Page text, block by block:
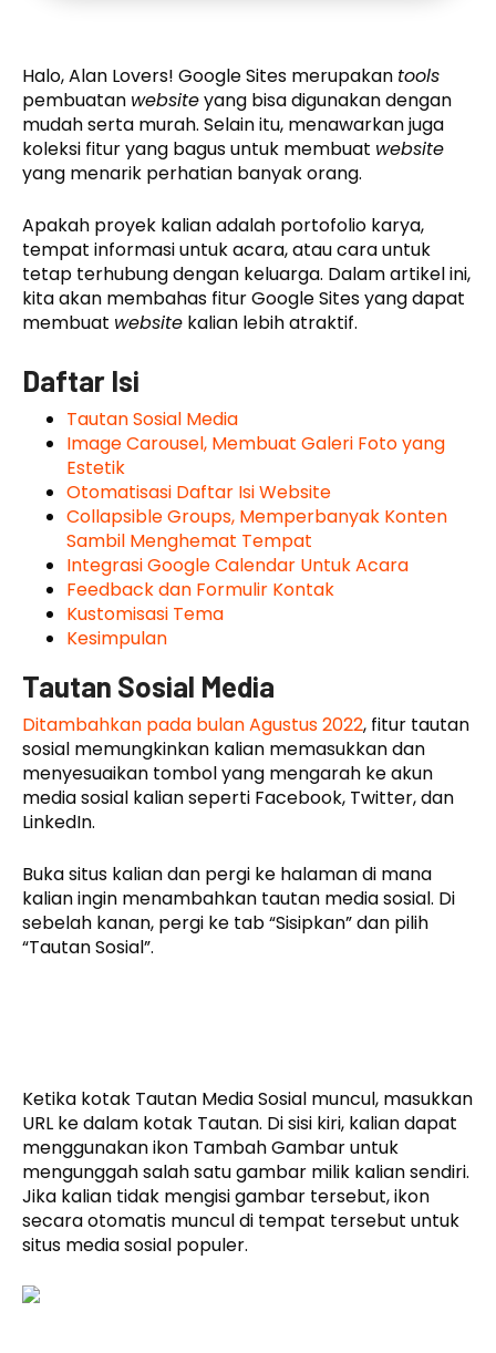
Halo, Alan Lovers! Google Sites merupakan tools
pembuatan websiteyang bisa digunakan dengan
mudah serta murah. Selain itu, menawarkan juga
koleksi fitur yang bagus untuk membuat website
yang menarik perhatian banyak orang.
Apakah proyek kalian adalah portofolio karya,
tempat informasi untuk acara, atau cara untuk
tetap terhubung dengan keluarga. Dalam artikel ini,
kita akan membahas fitur Google Sites yang dapat
membuat website kalian lebih atraktif.
Daftar Isi
Tautan Sosial Media
Image Carousel, Membuat Galeri Foto yang
Estetik
Otomatisasi Daftar Isi Website
Collapsible Groups, Memperbanyak Konten
Sambil Menghemat Tempat
Integrasi Google Calendar Untuk Acara
Feedback dan Formulir Kontak
Kustomisasi Tema
Kesimpulan
Tautan Sosial Media
Ditambahkan pada bulan Agustus 2022, fitur tautan
sosial memungkinkan kalian memasukkan dan
menyesuaikan tombol yang mengarah ke akun
media sosial kalian seperti Facebook, Twitter, dan
LinkedIn.
Buka situs kalian dan pergi ke halaman di mana
kalian ingin menambahkan tautan media sosial. Di
sebelah kanan, pergi ke tab “Sisipkan” dan pilih
“Tautan Sosial”.
Ketika kotak Tautan Media Sosial muncul, masukkan
URL ke dalam kotak Tautan. Di sisi kiri, kalian dapat
menggunakan ikon Tambah Gambar untuk
mengunggah salah satu gambar milik kalian sendiri.
Jika kalian tidak mengisi gambar tersebut, ikon
secara otomatis muncul di tempat tersebut untuk
situs media sosial populer.